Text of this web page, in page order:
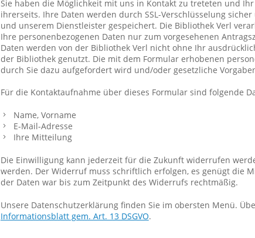
Sie haben die Möglichkeit mit uns in Kontakt zu treteten und
ihrerseits. Ihre Daten werden durch SSL-Verschlüsselung
und unserem Dienstleister gespeichert. Die Bibliothek Verl
Ihre personenbezogenen Daten nur zum vorgesehenen
Daten werden von der Bibliothek Verl nicht ohne Ihr
der Bibliothek genutzt. Die mit dem Formular erhobenen
durch Sie dazu aufgefordert wird und/oder gesetzliche
Für die Kontaktaufnahme über dieses Formular sind folgende
Name, Vorname
E-Mail-Adresse
Ihre Mitteilung
Die Einwilligung kann jederzeit für die Zukunft widerrufen
werden. Der Widerruf muss schriftlich erfolgen, es genügt die
der Daten war bis zum Zeitpunkt des Widerrufs rechtmäßig.
Unsere Datenschutzerklärung finden Sie im obersten Menü.
Informationsblatt gem. Art. 13 DSGVO.